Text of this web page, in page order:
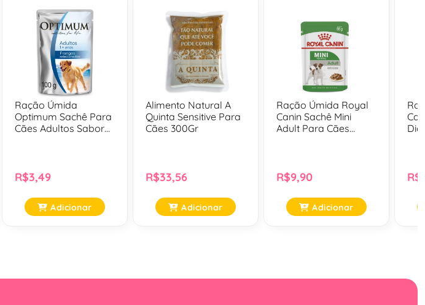
Ração Úmida
Optimum Sachê Para
Cães Adultos Sabor
R$3,49
Adicionar
Alimento Natural A
Quinta Sensitive Para
Cães 300Gr
R$33,56
Adicionar
Ração Úmida Royal
Canin Sachê Mini
Adult Para Cães
R$9,90
Adicionar